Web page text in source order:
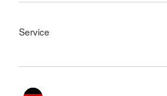
Service
Sprache wechseln zu